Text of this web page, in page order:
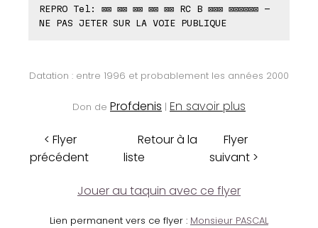
REPRO Tel: ⊠⊠ ⊠⊠ ⊠⊠ ⊠⊠ ⊠⊠ RC B ⊠⊠⊠ ⊠⊠⊠⊠⊠⊠ -
NE PAS JETER SUR LA VOIE PUBLIQUE
Datation : entre 1996 et probablement les années 2000
Don de Profdenis | En savoir plus
< Flyer
précédent
Retour à la
liste
Flyer
suivant >
Jouer au taquin avec ce flyer
Lien permanent vers ce flyer : Monsieur PASCAL